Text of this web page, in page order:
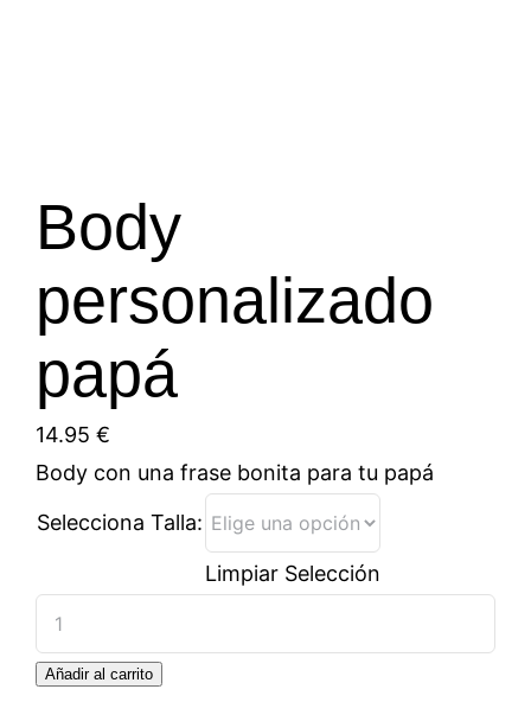
Body
personalizado
papá
14.95 €
Body con una frase bonita para tu papá
Selecciona Talla:
Limpiar Selección
Body
personalizado
papá
Añadir al carrito